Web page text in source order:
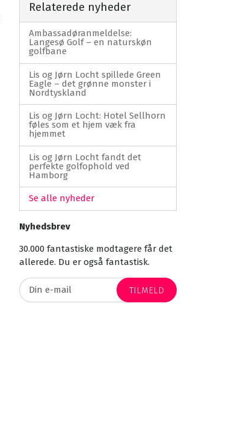
Relaterede nyheder
Ambassadøranmeldelse:
Langesø Golf – en naturskøn
golfbane
Lis og Jørn Locht spillede Green
Eagle – det grønne monster i
Nordtyskland
Lis og Jørn Locht: Hotel Sellhorn
føles som et hjem væk fra
hjemmet
Lis og Jørn Locht fandt det
perfekte golfophold ved
Hamborg
Se alle nyheder
Nyhedsbrev
30.000 fantastiske modtagere får det
allerede. Du er også fantastisk.
TILMELD